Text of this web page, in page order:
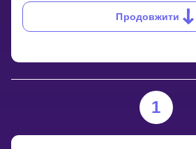
YOU
TO
FIGURES?
Продовжити
1